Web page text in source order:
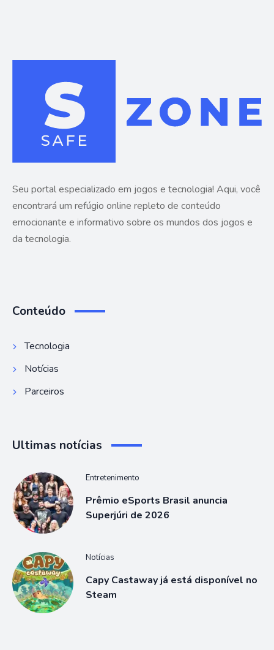
Seu portal especializado em jogos e tecnologia! Aqui, você
encontrará um refúgio online repleto de conteúdo
emocionante e informativo sobre os mundos dos jogos e
da tecnologia.
Conteúdo
Tecnologia
Notícias
Parceiros
Ultimas notícias
Entretenimento
Prêmio eSports Brasil anuncia
Superjúri de 2026
Notícias
Capy Castaway já está disponível no
Steam